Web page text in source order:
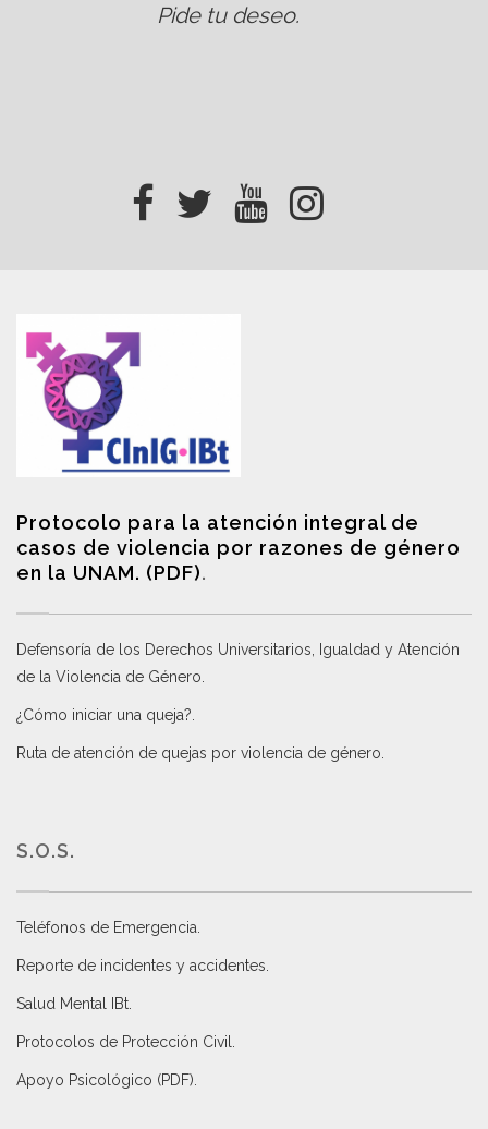
Pide tu deseo.
Protocolo para la atención integral de
casos de violencia por razones de género
en la UNAM. (PDF).
Defensoría de los Derechos Universitarios, Igualdad y Atención
de la Violencia de Género
¿Cómo iniciar una queja?
Ruta de atención de quejas por violencia de género
S.O.S.
Teléfonos de Emergencia.
Reporte de incidentes y accidentes
Salud Mental IBt
Protocolos de Protección Civil
Apoyo Psicológico (PDF)